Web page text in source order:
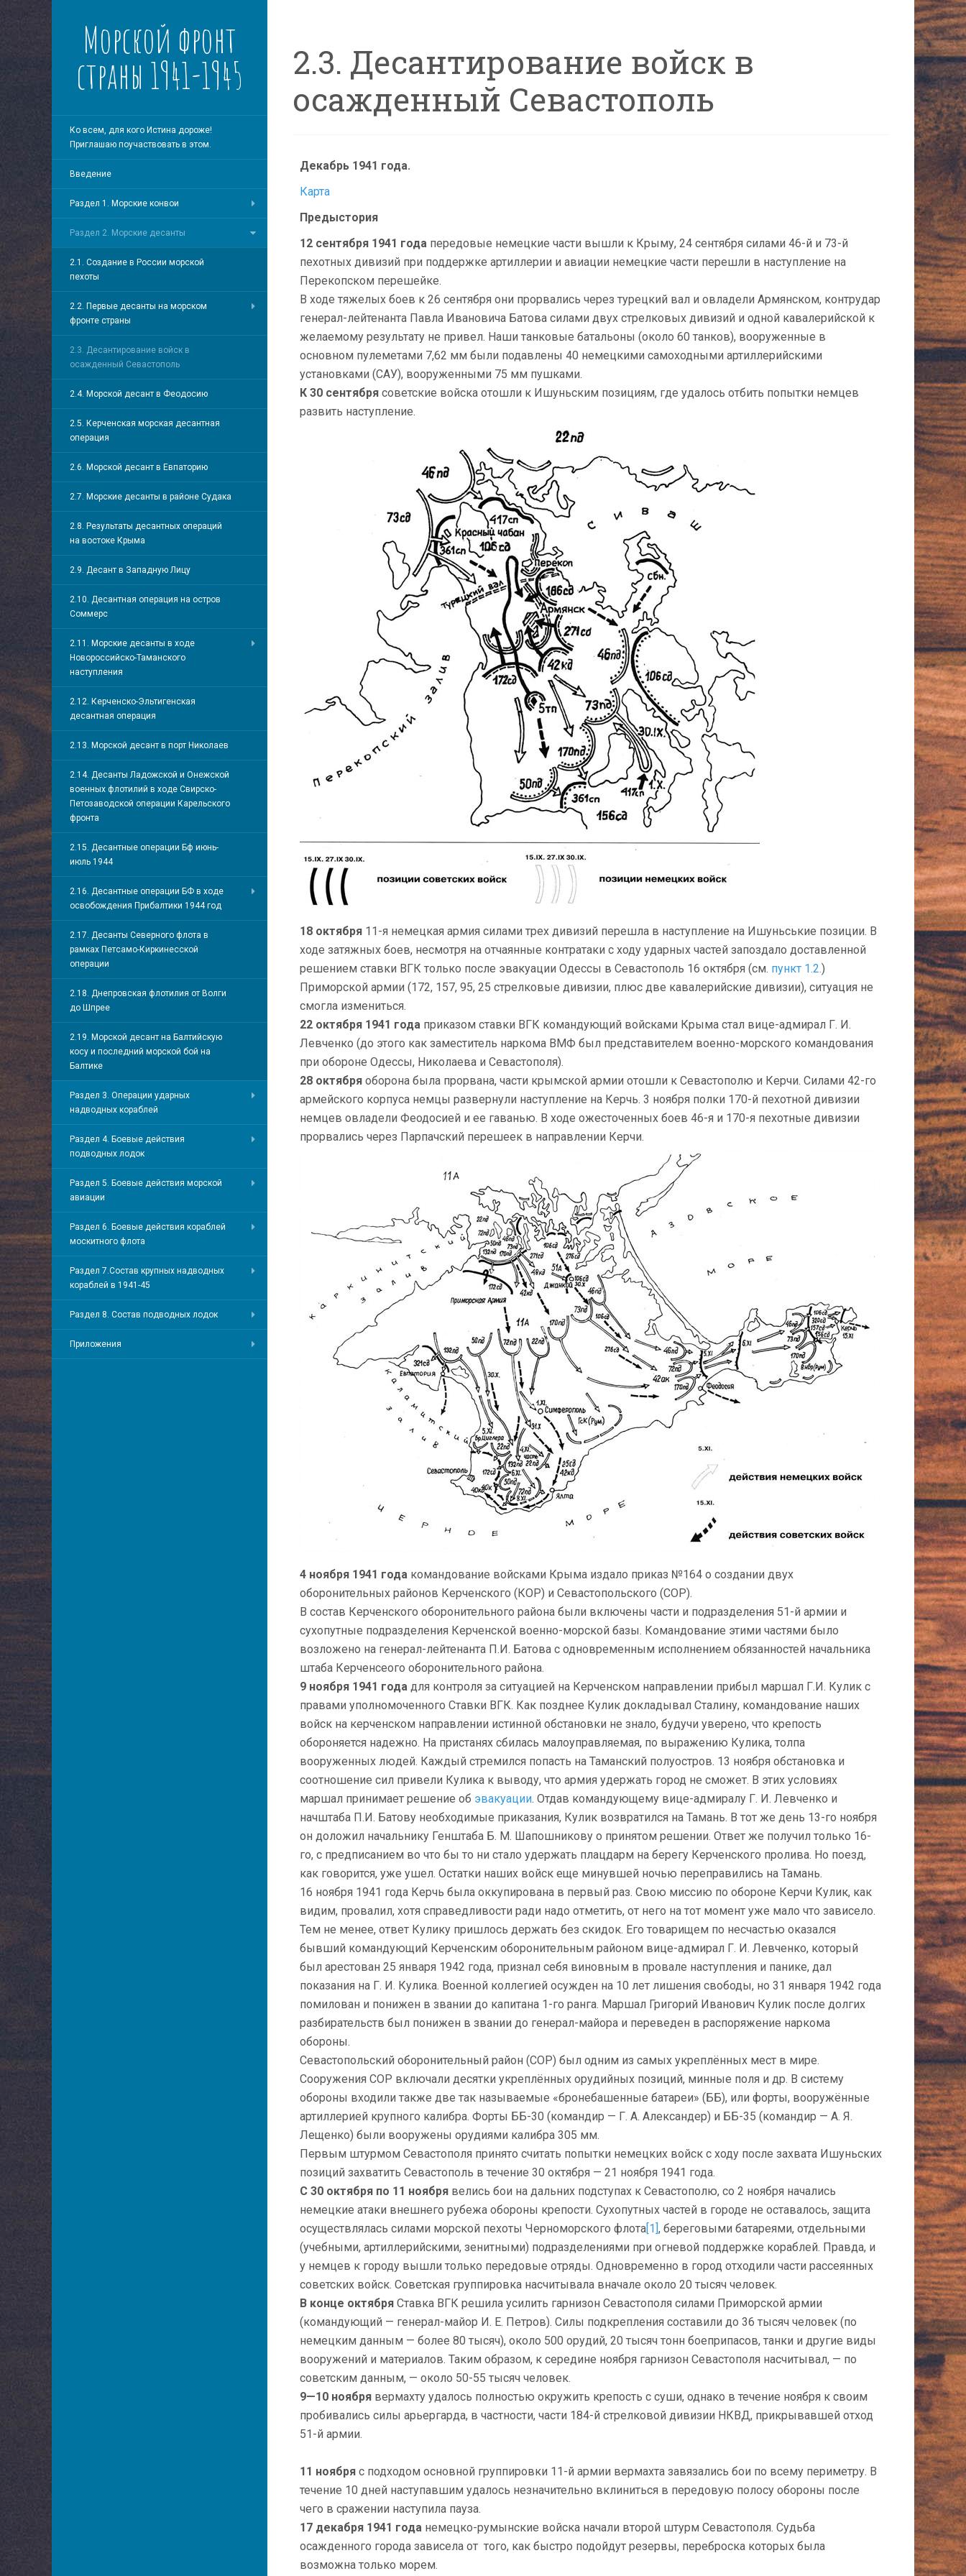
Морской фронт
страны 1941-1945
Ко всем, для кого Истина дороже!
Приглашаю поучаствовать в этом.
Введение
Раздел 1. Морские конвои
Раздел 2. Морские десанты
2.1. Создание в России морской
пехоты
2.2. Первые десанты на морском
фронте страны
2.3. Десантирование войск в
осажденный Севастополь
2.4. Морской десант в Феодосию
2.5. Керченская морская десантная
операция
2.6. Морской десант в Евпаторию
2.7. Морские десанты в районе Судака
2.8. Результаты десантных операций
на востоке Крыма
2.9. Десант в Западную Лицу
2.10. Десантная операция на остров
Соммерс
2.11. Морские десанты в ходе
Новороссийско-Таманского
наступления
2.12. Керченско-Эльтигенская
десантная операция
2.13. Морской десант в порт Николаев
2.14. Десанты Ладожской и Онежской
военных флотилий в ходе Свирско-
Петозаводской операции Карельского
фронта
2.15. Десантные операции Бф июнь-
июль 1944
2.16. Десантные операции БФ в ходе
освобождения Прибалтики 1944 год
2.17. Десанты Северного флота в
рамках Петсамо-Киркинесской
операции
2.18. Днепровская флотилия от Волги
до Шпрее
2.19. Морской десант на Балтийскую
косу и последний морской бой на
Балтике
Раздел 3. Операции ударных
надводных кораблей
Раздел 4. Боевые действия
подводных лодок
Раздел 5. Боевые действия морской
авиации
Раздел 6. Боевые действия кораблей
москитного флота
Раздел 7.Состав крупных надводных
кораблей в 1941-45
Раздел 8. Состав подводных лодок
Приложения
2.3. Десантирование войск в
осажденный Севастополь
Декабрь 1941 года.
Карта
Предыстория
12 сентября 1941 года передовые немецкие части вышли к Крыму, 24 сентября силами 46-й и 73-й
пехотных дивизий при поддержке артиллерии и авиации немецкие части перешли в наступление на
Перекопском перешейке.
В ходе тяжелых боев к 26 сентября они прорвались через турецкий вал и овладели Армянском, контрудар
генерал-лейтенанта Павла Ивановича Батова силами двух стрелковых дивизий и одной кавалерийской к
желаемому результату не привел. Наши танковые батальоны (около 60 танков), вооруженные в
основном пулеметами 7,62 мм были подавлены 40 немецкими самоходными артиллерийскими
установками (САУ), вооруженными 75 мм пушками.
К 30 сентября советские войска отошли к Ишуньским позициям, где удалось отбить попытки немцев
развить наступление.
18 октября 11-я немецкая армия силами трех дивизий перешла в наступление на Ишуньськие позиции. В
ходе затяжных боев, несмотря на отчаянные контратаки с ходу ударных частей запоздало доставленной
решением ставки ВГК только после эвакуации Одессы в Севастополь 16 октября (см. пункт 1.2.)
Приморской армии (172, 157, 95, 25 стрелковые дивизии, плюс две кавалерийские дивизии), ситуация не
смогла измениться.
22 октября 1941 года приказом ставки ВГК командующий войсками Крыма стал вице-адмирал Г. И.
Левченко (до этого как заместитель наркома ВМФ был представителем военно-морского командования
при обороне Одессы, Николаева и Севастополя).
28 октября оборона была прорвана, части крымской армии отошли к Севастополю и Керчи. Силами 42-го
армейского корпуса немцы развернули наступление на Керчь. 3 ноября полки 170-й пехотной дивизии
немцев овладели Феодосией и ее гаванью. В ходе ожесточенных боев 46-я и 170-я пехотные дивизии
прорвались через Парпачский перешеек в направлении Керчи.
4 ноября 1941 года командование войсками Крыма издало приказ №164 о создании двух
оборонительных районов Керченского (КОР) и Севастопольского (СОР).
В состав Керченского оборонительного района были включены части и подразделения 51-й армии и
сухопутные подразделения Керченской военно-морской базы. Командование этими частями было
возложено на генерал-лейтенанта П.И. Батова с одновременным исполнением обязанностей начальника
штаба Керченсеого оборонительного района.
9 ноября 1941 года для контроля за ситуацией на Керченском направлении прибыл маршал Г.И. Кулик с
правами уполномоченного Ставки ВГК. Как позднее Кулик докладывал Сталину, командование наших
войск на керченском направлении истинной обстановки не знало, будучи уверено, что крепость
обороняется надежно. На пристанях сбилась малоуправляемая, по выражению Кулика, толпа
вооруженных людей. Каждый стремился попасть на Таманский полуостров. 13 ноября обстановка и
соотношение сил привели Кулика к выводу, что армия удержать город не сможет. В этих условиях
маршал принимает решение об эвакуации. Отдав командующему вице-адмиралу Г. И. Левченко и
начштаба П.И. Батову необходимые приказания, Кулик возвратился на Тамань. В тот же день 13-го ноября
он доложил начальнику Генштаба Б. М. Шапошникову о принятом решении. Ответ же получил только 16-
го, с предписанием во что бы то ни стало удержать плацдарм на берегу Керченского пролива. Но поезд,
как говорится, уже ушел. Остатки наших войск еще минувшей ночью переправились на Тамань.
16 ноября 1941 года Керчь была оккупирована в первый раз. Свою миссию по обороне Керчи Кулик, как
видим, провалил, хотя справедливости ради надо отметить, от него на тот момент уже мало что зависело.
Тем не менее, ответ Кулику пришлось держать без скидок. Его товарищем по несчастью оказался
бывший командующий Керченским оборонительным районом вице-адмирал Г. И. Левченко, который
был арестован 25 января 1942 года, признал себя виновным в провале наступления и панике, дал
показания на Г. И. Кулика. Военной коллегией осужден на 10 лет лишения свободы, но 31 января 1942 года
помилован и понижен в звании до капитана 1-го ранга. Маршал Григорий Иванович Кулик после долгих
разбирательств был понижен в звании до генерал-майора и переведен в распоряжение наркома
обороны.
Севастопольский оборонительный район (СОР) был одним из самых укреплённых мест в мире.
Сооружения СОР включали десятки укреплённых орудийных позиций, минные поля и др. В систему
обороны входили также две так называемые «бронебашенные батареи» (ББ), или форты, вооружённые
артиллерией крупного калибра. Форты ББ-30 (командир — Г. А. Александер) и ББ-35 (командир — А. Я.
Лещенко) были вооружены орудиями калибра 305 мм.
Первым штурмом Севастополя принято считать попытки немецких войск с ходу после захвата Ишуньских
позиций захватить Севастополь в течение 30 октября — 21 ноября 1941 года.
С 30 октября по 11 ноября велись бои на дальних подступах к Севастополю, со 2 ноября начались
немецкие атаки внешнего рубежа обороны крепости. Сухопутных частей в городе не оставалось, защита
осуществлялась силами морской пехоты Черноморского флота[1], береговыми батареями, отдельными
(учебными, артиллерийскими, зенитными) подразделениями при огневой поддержке кораблей. Правда, и
у немцев к городу вышли только передовые отряды. Одновременно в город отходили части рассеянных
советских войск. Советская группировка насчитывала вначале около 20 тысяч человек.
В конце октября Ставка ВГК решила усилить гарнизон Севастополя силами Приморской армии
(командующий — генерал-майор И. Е. Петров). Силы подкрепления составили до 36 тысяч человек (по
немецким данным — более 80 тысяч), около 500 орудий, 20 тысяч тонн боеприпасов, танки и другие виды
вооружений и материалов. Таким образом, к середине ноября гарнизон Севастополя насчитывал, — по
советским данным, — около 50-55 тысяч человек.
9—10 ноября вермахту удалось полностью окружить крепость с суши, однако в течение ноября к своим
пробивались силы арьергарда, в частности, части 184-й стрелковой дивизии НКВД, прикрывавшей отход
51-й армии.
11 ноября с подходом основной группировки 11-й армии вермахта завязались бои по всему периметру. В
течение 10 дней наступавшим удалось незначительно вклиниться в передовую полосу обороны после
чего в сражении наступила пауза.
17 декабря 1941 года немецко-румынские войска начали второй штурм Севастополя. Судьба
осажденного города зависела от того, как быстро подойдут резервы, переброска которых была
возможна только морем.